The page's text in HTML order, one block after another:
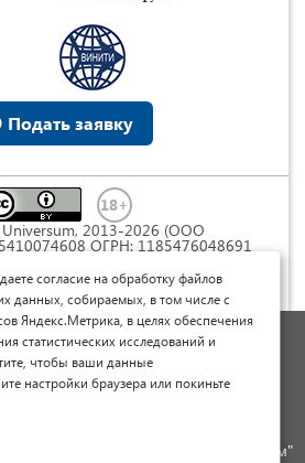
Подать заявку
2013-2026 (ООО
ОГРН: 1185476048691
(«Атрибуция») 4.0
персональных данных
Договор оферты
научную статью
журнал "Юниверсум"
согласие на обработку файлов
данных, собираемых, в том числе с
Яндекс.Метрика, в целях обеспечения
статистических исследований и
чтобы ваши данные
настройки браузера или покиньте